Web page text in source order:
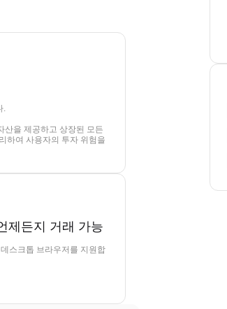
.
산을 제공하고 상장된 모든
하여 사용자의 투자 위험을
제든지 거래 가능
스크톱 브라우저를 지원합